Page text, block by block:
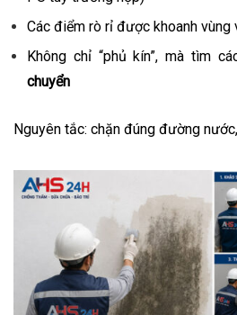
Các điểm rò rỉ được khoanh
Không chỉ “phủ kín”, mà tìm
chuyển
Nguyên tắc: chặn đúng đường